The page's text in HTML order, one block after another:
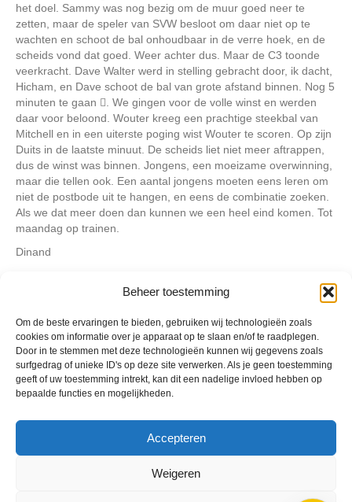
Beheer toestemming
Om de beste ervaringen te bieden, gebruiken wij technologieën zoals
cookies om informatie over je apparaat op te slaan en/of te raadplegen.
Door in te stemmen met deze technologieën kunnen wij gegevens zoals
surfgedrag of unieke ID's op deze site verwerken. Als je geen toestemming
geeft of uw toestemming intrekt, kan dit een nadelige invloed hebben op
bepaalde functies en mogelijkheden.
Accepteren
Weigeren
het doel. Sammy was nog bezig om de muur goed neer te
zetten, maar de speler van SVW besloot om daar niet op te
wachten en schoot de bal onhoudbaar in de verre hoek, en de
scheids vond dat goed. Weer achter dus. Maar de C3 toonde
veerkracht. Dave Walter werd in stelling gebracht door, ik dacht,
Hicham, en Dave schoot de bal van grote afstand binnen. Nog 5
minuten te gaan . We gingen voor de volle winst en werden
daar voor beloond. Wouter kreeg een prachtige steekbal van
Mitchell en in een uiterste poging wist Wouter te scoren. Op zijn
Duits in de laatste minuut. De scheids liet niet meer aftrappen,
dus de winst was binnen. Jongens, een moeizame overwinning,
maar die tellen ook. Een aantal jongens moeten eens leren om
niet de postbode uit te hangen, en eens de combinatie zoeken.
Als we dat meer doen dan kunnen we een heel eind komen. Tot
maandag op trainen.
Dinand
Berichten seizoen 2014-2015
De Wending, Lotte Beesedijk 1